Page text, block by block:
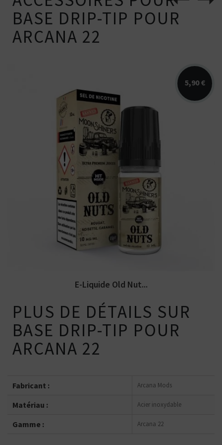
BASE DRIP-TIP POUR
ARCANA 22
5,90 €
Arômes : noisette, nougat, caramel.
Disponible en 10ml en sel de nicotine.
E-Liquide Old Nut...
PLUS DE DÉTAILS SUR
BASE DRIP-TIP POUR
ARCANA 22
Fabricant : Arcana Mods
Matériau : Acier inoxydable
Gamme : Arcana 22